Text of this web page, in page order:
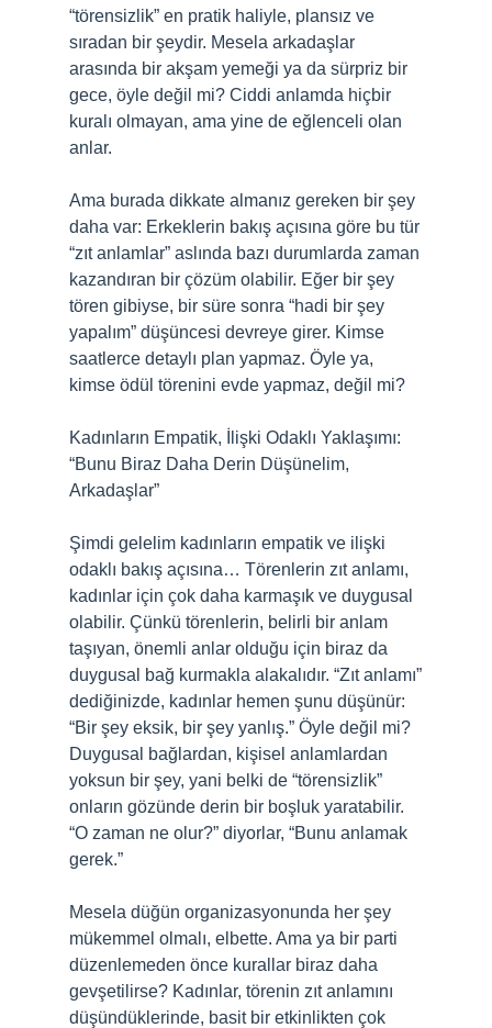
“törensizlik” en pratik haliyle, plansız ve
sıradan bir şeydir. Mesela arkadaşlar
arasında bir akşam yemeği ya da sürpriz bir
gece, öyle değil mi? Ciddi anlamda hiçbir
kuralı olmayan, ama yine de eğlenceli olan
anlar.
Ama burada dikkate almanız gereken bir şey
daha var: Erkeklerin bakış açısına göre bu tür
“zıt anlamlar” aslında bazı durumlarda zaman
kazandıran bir çözüm olabilir. Eğer bir şey
tören gibiyse, bir süre sonra “hadi bir şey
yapalım” düşüncesi devreye girer. Kimse
saatlerce detaylı plan yapmaz. Öyle ya,
kimse ödül törenini evde yapmaz, değil mi?
Kadınların Empatik, İlişki Odaklı Yaklaşımı:
“Bunu Biraz Daha Derin Düşünelim,
Arkadaşlar”
Şimdi gelelim kadınların empatik ve ilişki
odaklı bakış açısına… Törenlerin zıt anlamı,
kadınlar için çok daha karmaşık ve duygusal
olabilir. Çünkü törenlerin, belirli bir anlam
taşıyan, önemli anlar olduğu için biraz da
duygusal bağ kurmakla alakalıdır. “Zıt anlamı”
dediğinizde, kadınlar hemen şunu düşünür:
“Bir şey eksik, bir şey yanlış.” Öyle değil mi?
Duygusal bağlardan, kişisel anlamlardan
yoksun bir şey, yani belki de “törensizlik”
onların gözünde derin bir boşluk yaratabilir.
“O zaman ne olur?” diyorlar, “Bunu anlamak
gerek.”
Mesela düğün organizasyonunda her şey
mükemmel olmalı, elbette. Ama ya bir parti
düzenlemeden önce kurallar biraz daha
gevşetilirse? Kadınlar, törenin zıt anlamını
düşündüklerinde, basit bir etkinlikten çok